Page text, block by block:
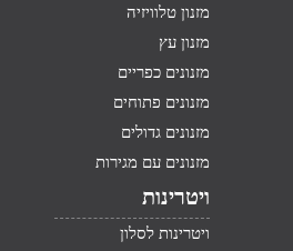
מזנון טלוויזיה
מזנון עץ
מזנונים כפריים
מזנונים פתוחים
מזנונים גדולים
מזנונים עם מגירות
ויטרינות
ויטרינות לסלון